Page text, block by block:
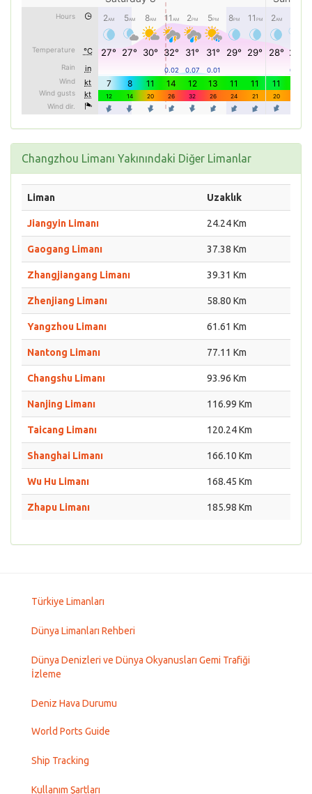
Changzhou Limanı Yakınındaki Diğer Limanlar
Liman Uzaklık
Jiangyin Limanı 24.24 Km
Gaogang Limanı 37.38 Km
Zhangjiangang Limanı 39.31 Km
Zhenjiang Limanı 58.80 Km
Yangzhou Limanı 61.61 Km
Nantong Limanı 77.11 Km
Changshu Limanı 93.96 Km
Nanjing Limanı 116.99 Km
Taicang Limanı 120.24 Km
Shanghai Limanı 166.10 Km
Wu Hu Limanı 168.45 Km
Zhapu Limanı 185.98 Km
Türkiye Limanları
Dünya Limanları Rehberi
Dünya Denizleri ve Dünya Okyanusları Gemi Trafiği
İzleme
Deniz Hava Durumu
World Ports Guide
Ship Tracking
Kullanım Şartları